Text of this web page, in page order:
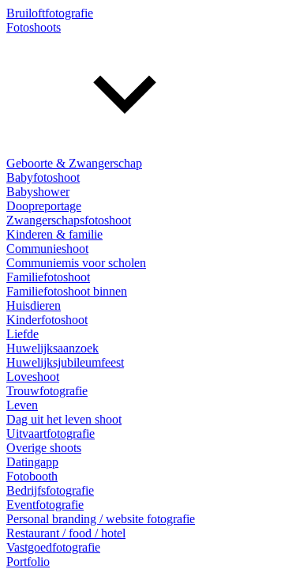
Bruiloftfotografie
Fotoshoots
Geboorte & Zwangerschap
Babyfotoshoot
Babyshower
Doopreportage
Zwangerschapsfotoshoot
Kinderen & familie
Communieshoot
Communiemis voor scholen
Familiefotoshoot
Familiefotoshoot binnen
Huisdieren
Kinderfotoshoot
Liefde
Huwelijksaanzoek
Huwelijksjubileumfeest
Loveshoot
Trouwfotografie
Leven
Dag uit het leven shoot
Uitvaartfotografie
Overige shoots
Datingapp
Fotobooth
Bedrijfsfotografie
Eventfotografie
Personal branding / website fotografie
Restaurant / food / hotel
Vastgoedfotografie
Portfolio